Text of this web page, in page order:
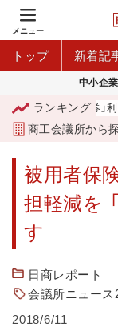
メニュー
トップ 新着記
中小企
ランキング
プレミアム商品券」利
商工会議所から
被用者保
担軽減を
す
日商レポート
会議所ニュー
2018/6/11